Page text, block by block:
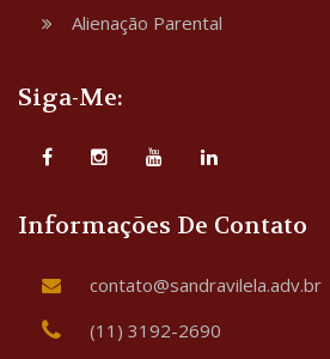
Alienação Parental
Siga-Me:
Informações De Contato
contato@sandravilela.adv.br
(11) 3192-2690